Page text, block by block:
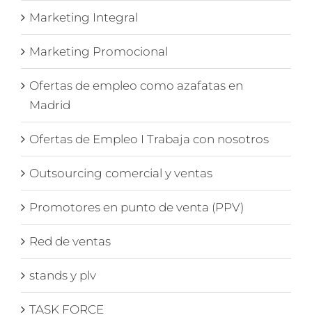
Marketing Integral
Marketing Promocional
Ofertas de empleo como azafatas en
Madrid
Ofertas de Empleo I Trabaja con nosotros
Outsourcing comercial y ventas
Promotores en punto de venta (PPV)
Red de ventas
stands y plv
TASK FORCE